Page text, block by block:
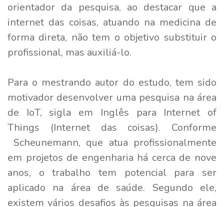
orientador da pesquisa, ao destacar que a
internet das coisas, atuando na medicina de
forma direta, não tem o objetivo substituir o
profissional, mas auxiliá-lo.
Para o mestrando autor do estudo, tem sido
motivador desenvolver uma pesquisa na área
de IoT, sigla em Inglês para Internet of
Things (Internet das coisas). Conforme
Scheunemann, que atua profissionalmente
em projetos de engenharia há cerca de nove
anos, o trabalho tem potencial para ser
aplicado na área de saúde. Segundo ele,
existem vários desafios às pesquisas na área